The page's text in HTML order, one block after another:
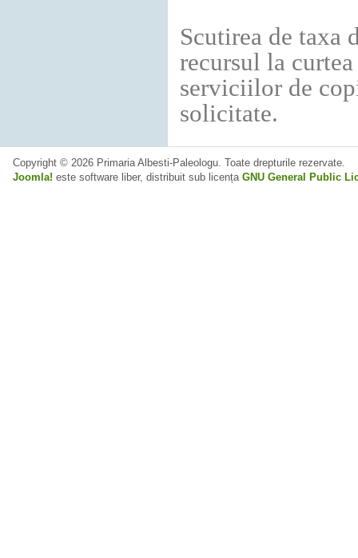
Scutirea de taxa
recursul la
serviciilor de
solicitate.
Copyright © 2026 Primaria Albesti-Paleologu. Toate drepturile rezervate.
Joomla! este software liber, distribuit sub licența GNU General Public